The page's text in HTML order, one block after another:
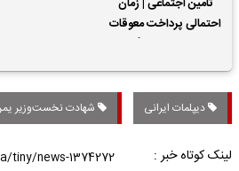
تأمین اجتماعی | زمان
احتمالی پرداخت معوقات
دیپلمات ایرانی شهادت نخست‌وزیر
لینک کوتاه خبر :